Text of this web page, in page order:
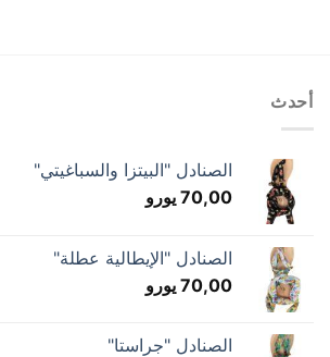
أحدث
الصنادل "البيتزا والسباغيتي"
70,00 يورو
الصنادل "الإيطالية عطلة"
70,00 يورو
الصنادل "جراستا"